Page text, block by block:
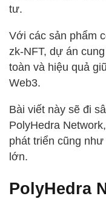
tư.
Với các sản phẩm
zk-NFT, dự án
toàn và hiệu quả
Web3.
Bài viết này sẽ đi
PolyHedra
phát triển cũng
lớn.
PolyHedra